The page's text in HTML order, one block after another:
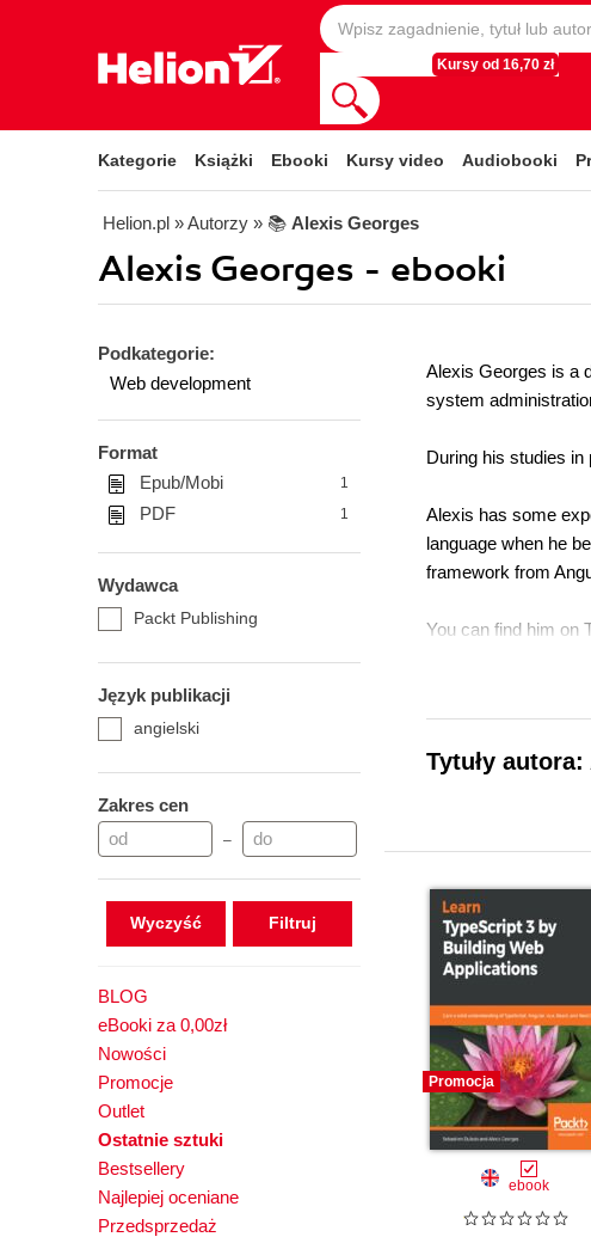
Kursy od 16,70 zł
Kategorie Książki Ebooki Kursy video Audiobooki
Helion.pl » Autorzy » 📚 Alexis Georges
Alexis Georges - ebooki
Podkategorie:
Web development
Format
Epub/Mobi
1
PDF 1
Wydawca
Packt Publishing
Język publikacji
angielski
Zakres cen
–
Wyczyść
BLOG
eBooki za 0,00zł
Nowości
Promocje
Outlet
Ostatnie sztuki
Bestsellery
Najlepiej oceniane
Przedsprzedaż
Alexis Georges is a
system
During his studies
Alexis has some
language when he
framework from
You can find him on
Tytuły
Promocja
ebook